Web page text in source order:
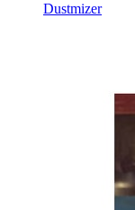
Dustmizer